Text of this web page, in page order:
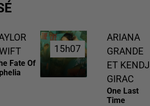
Fate Of
15h07
15h07
ARIANA
GRANDE
ET KENDJI
GIRAC
One Last
Time